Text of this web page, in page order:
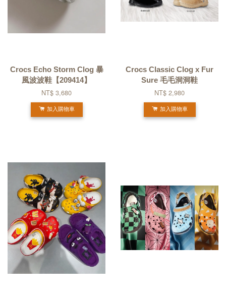
Crocs Echo Storm Clog 暴
風波波鞋【209414】
NT$ 3,680
加入購物車
Crocs Classic Clog x Fur
Sure 毛毛洞洞鞋
NT$ 2,980
加入購物車